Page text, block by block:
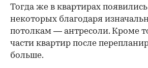
Тогда же в квартирах
некоторых благодаря
потолкам — антресоли. Кроме
части квартир после
больше.